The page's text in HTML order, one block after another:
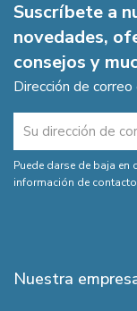
Suscríbete a
novedades,
consejos y
Dirección de
Puede darse de baja
información de
Nuestra